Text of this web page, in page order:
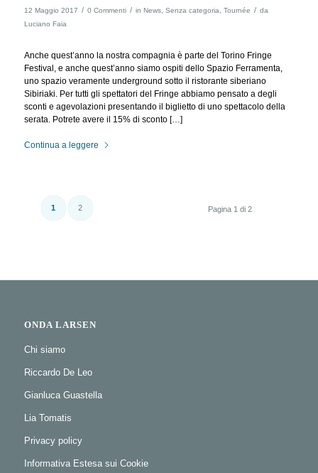
12 Maggio 2017 / 0 Commenti / in News, Senza categoria Tournée / da
Luciano Faia
Anche quest’anno la nostra compagnia è parte del Torino Fringe
Festival, e anche quest’anno siamo ospiti dello Spazio Ferramenta,
uno spazio veramente underground sotto il ristorante siberiano
Sibiriaki. Per tutti gli spettatori del Fringe abbiamo pensato a degli
sconti e agevolazioni presentando il biglietto di uno spettacolo della
serata. Potrete avere il 15% di sconto […]
Continua a leggere
Pagina 1 di 2
1 2
ONDA LARSEN
Chi siamo
Riccardo De Leo
Gianluca Guastella
Lia Tomatis
Privacy policy
Informativa Estesa sui Cookie